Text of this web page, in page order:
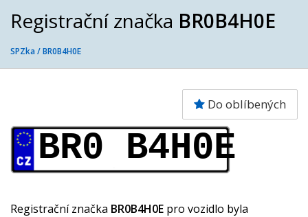
Registrační značka BR0B4H0E
SPZka /BR0B4H0E
Do oblíbených
BR0 B4H0E
Registrační značka BR0B4H0E pro vozidlo byla